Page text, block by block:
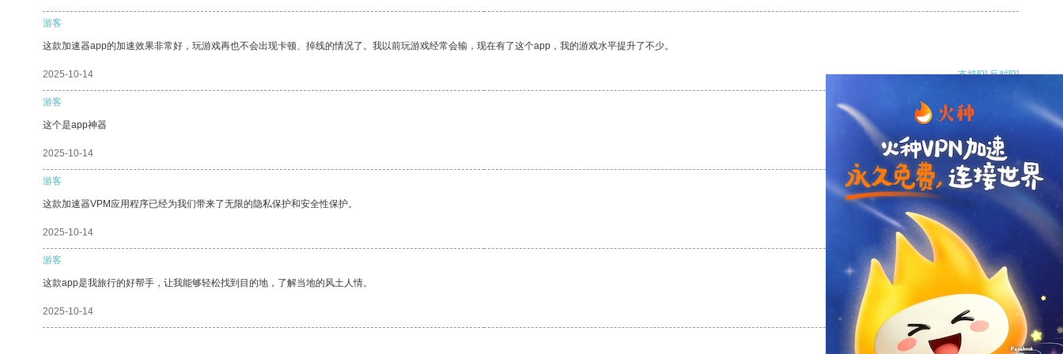
游客
这款加速器app的加速效果非常好，玩游戏再也不会出现卡顿、掉线的情况了。我以前玩游戏经常会输，现在有了这个app，我的游戏水平提升了不少。
2025-10-14 支持[0] 反对[0]
游客
这个是app神器
2025-10-14 支持[0] 反对
游客
这款加速器VPM应用程序已经为我们带来了无限的隐私保护和安全性保护。
2025-10-14 支持
游客
这款app是我旅行的好帮手，让我能够轻松找到目的地，了解当地的风土人情。
2025-10-14 支持 反对 [0]